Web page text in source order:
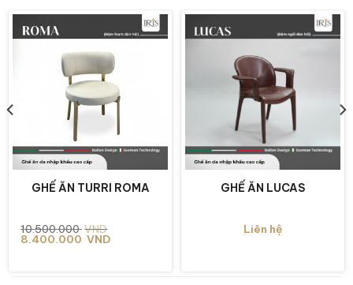
GHẾ ĂN TURRI ROMA
10.500.000VND
Giá
gốc
8.400.000 VND
Giá
hiện
GHẾ ĂN LUCAS
Liên hệ